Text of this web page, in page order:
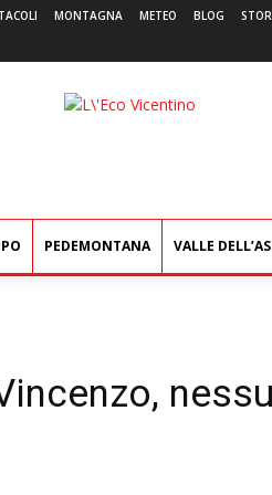
MONTAGNA METEO BLOG
L'Eco
PEDEMONTANA VALLE